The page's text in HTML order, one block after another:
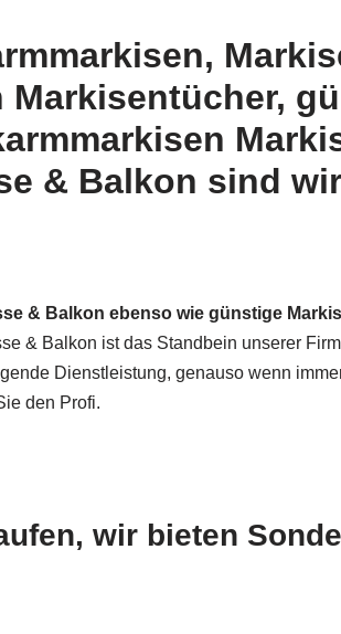
Markisentücher,
& Balkon sind
& Balkon ebenso wie günstige
& Balkon ist das Standbein unserer
Dienstleistung, genauso wenn
den Profi.
wir bieten